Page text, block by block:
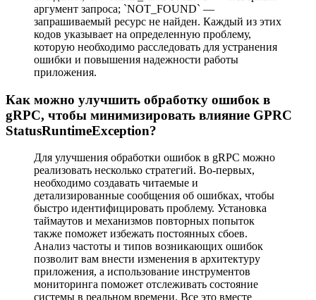
аргумент запроса; `NOT_FOUND` —
запрашиваемый ресурс не найден. Каждый из этих
кодов указывает на определенную проблему,
которую необходимо расследовать для устранения
ошибки и повышения надежности работы
приложения.
Как можно улучшить обработку ошибок в
gRPC, чтобы минимизировать влияние GPRC
StatusRuntimeException?
Для улучшения обработки ошибок в gRPC можно
реализовать несколько стратегий. Во-первых,
необходимо создавать читаемые и
детализированные сообщения об ошибках, чтобы
быстро идентифицировать проблему. Установка
таймаутов и механизмов повторных попыток
также поможет избежать постоянных сбоев.
Анализ частоты и типов возникающих ошибок
позволит вам внести изменения в архитектуру
приложения, а использование инструментов
мониторинга поможет отслеживать состояние
системы в реальном времени. Все это вместе